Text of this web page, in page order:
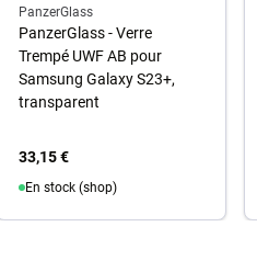
PanzerGlass
PanzerGlass - Verre
Trempé UWF AB pour
Samsung Galaxy S23+,
transparent
33,15 €
En stock (shop)